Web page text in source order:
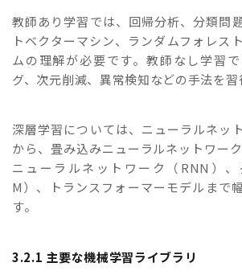
教師あり学習では、回帰分析、分類問
トベクターマシン、ランダムフォレス
ムの理解が必要です。教師なし学習
グ、次元削減、異常検知などの手法を習
深層学習については、ニューラルネッ
から、畳み込みニューラルネットワー
ニューラルネットワーク（RNN）
M）、トランスフォーマーモデルまで
す。
3.2.1 主要な機械学習ライブラリ